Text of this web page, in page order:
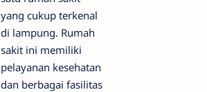
yang cukup terkenal
di lampung. Rumah
sakit ini memiliki
pelayanan kesehatan
dan berbagai fasilitas